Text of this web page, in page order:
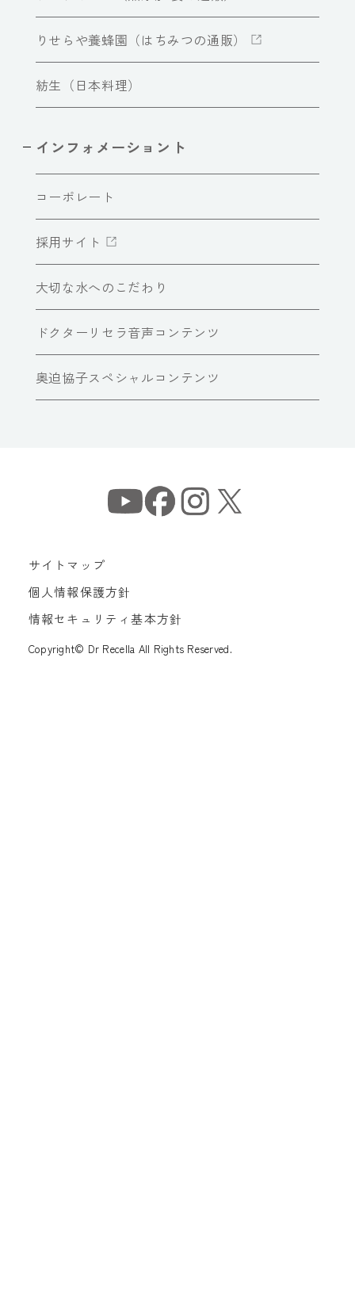
りせらや養蜂園（はちみつの通販）
紡生（日本料理）
インフォメーショント
コーポレート
採用サイト
大切な水へのこだわり
ドクターリセラ音声コンテンツ
奥迫協子スペシャルコンテンツ
サイトマップ
個人情報保護方針
情報セキュリティ基本方針
Copyright© Dr Recella All Rights Reserved.